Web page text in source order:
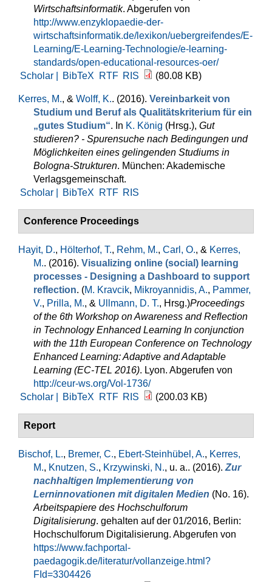
Wirtschaftsinformatik. Abgerufen von
http://www.enzyklopaedie-der-
wirtschaftsinformatik.de/lexikon/uebergreifendes/E-
Learning/E-Learning-Technologie/e-learning-
standards/open-educational-resources-oer/
Scholar |
BibTeX RTF RIS (80.08 KB)
Kerres, M., & Wolff, K.. (2016). Vereinbarkeit von
Studium und Beruf als Qualitätskriterium für ein
„gutes Studium“. In K. König (Hrsg.), Gut
studieren? - Spurensuche nach Bedingungen und
Möglichkeiten eines gelingenden Studiums in
Bologna-Strukturen. München: Akademische
Verlagsgemeinschaft.
Scholar |
BibTeX RTF RIS
Conference Proceedings
Hayit, D., Hölterhof, T., Rehm, M., Carl, O., & Kerres,
M.. (2016). Visualizing online (social) learning
processes - Designing a Dashboard to support
reflection. (M. Kravcik, Mikroyannidis, A., Pammer,
V., Prilla, M., & Ullmann, D. T., Hrsg.)Proceedings
of the 6th Workshop on Awareness and Reflection
in Technology Enhanced Learning In conjunction
with the 11th European Conference on Technology
Enhanced Learning: Adaptive and Adaptable
Learning (EC-TEL 2016). Lyon. Abgerufen von
http://ceur-ws.org/Vol-1736/
Scholar |
BibTeX RTF RIS (200.03 KB)
Report
Bischof, L., Bremer, C., Ebert-Steinhübel, A., Kerres,
M., Knutzen, S., Krzywinski, N., u. a.. (2016). Zur
nachhaltigen Implementierung von
Lerninnovationen mit digitalen Medien (No. 16).
Arbeitspapiere des Hochschulforum
Digitalisierung. gehalten auf der 01/2016, Berlin:
Hochschulforum Digitalisierung. Abgerufen von
https://www.fachportal-
paedagogik.de/literatur/vollanzeige.html?
FId=3304426